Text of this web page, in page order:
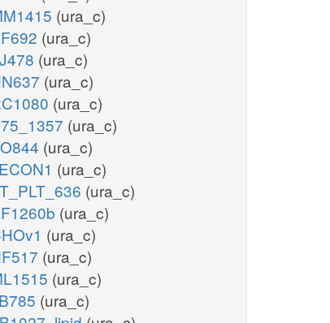
(ura_c)
(ura_c)
(ura_c)
(ura_c)
(ura_c)
(ura_c)
(ura_c)
(ura_c)
(ura_c)
(ura_c)
(ura_c)
(ura_c)
(ura_c)
(ura_c)